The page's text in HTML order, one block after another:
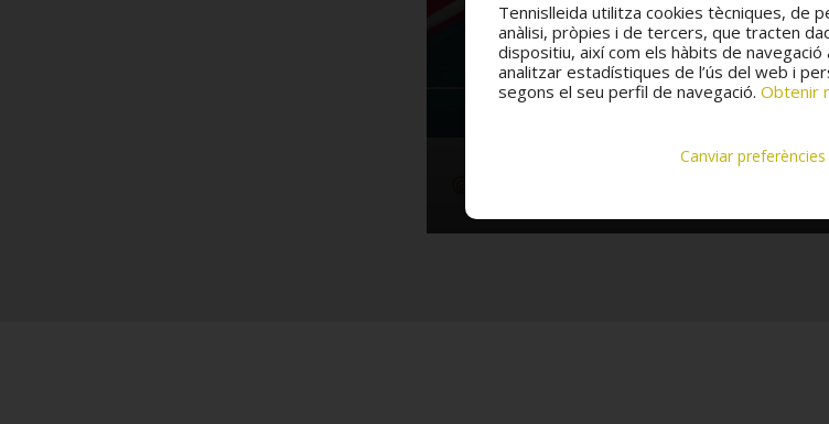
Tennislleida utilitza cookies tècniques, de
anàlisi, pròpies i de tercers, que tracten
dispositiu, així com els hàbits de
analitzar estadístiques de l’ús del web i
segons el seu perfil de navegació. Obtenir
Canviar preferències